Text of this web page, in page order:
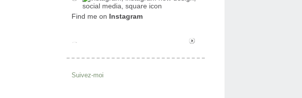
Find me on Instagram
Suivez-moi